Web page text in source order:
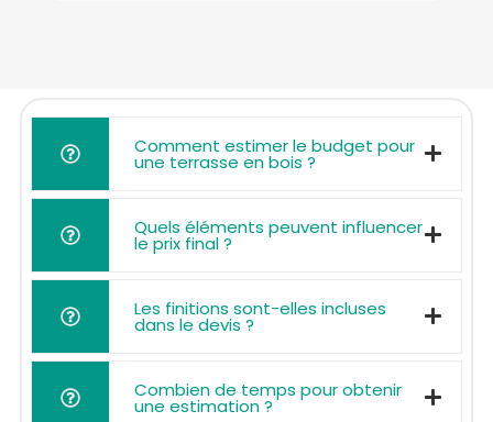
Comment estimer le budget pour
une terrasse en bois ?
Quels éléments peuvent influencer
le prix final ?
Les finitions sont-elles incluses
dans le devis ?
Combien de temps pour obtenir
une estimation ?